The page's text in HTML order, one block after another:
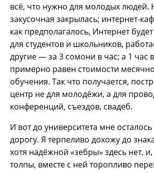
всё, что нужно для молодых людей.
закусочная закрылась; интернет-
как предполагалось, Интернет
для студентов и школьников,
другие — за 3 сомони в час; а 1 час
примерно равен стоимости
обучения. Так что получается,
центр не для молодёжи, а для
конференций, съездов, свадеб.
И вот до университета мне
дорогу. Я терпеливо дохожу до
хотя надёжной «зебры» здесь нет,
толпы, вместе с ней торопливо